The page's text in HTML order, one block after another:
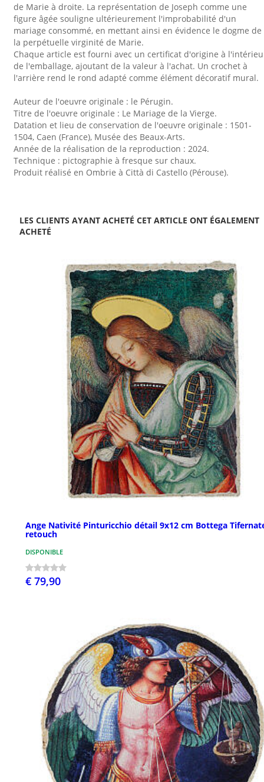
de Marie à droite. La représentation de Joseph comme une
figure âgée souligne ultérieurement l'improbabilité d'un
mariage consommé, en mettant ainsi en évidence le dogme de
la perpétuelle virginité de Marie.
Chaque article est fourni avec un certificat d'origine à
de l'emballage, ajoutant de la valeur à l'achat. Un crochet à
l'arrière rend le rond adapté comme élément décoratif mural.
Auteur de l'oeuvre originale : le Pérugin.
Titre de l'oeuvre originale : Le Mariage de la Vierge.
Datation et lieu de conservation de l'oeuvre originale : 1501-
1504, Caen (France), Musée des Beaux-Arts.
Année de la réalisation de la reproduction : 2024.
Technique : pictographie à fresque sur chaux.
Produit réalisé en Ombrie à Città di Castello (Pérouse).
LES CLIENTS AYANT ACHETÉ CET ARTICLE ONT ÉGALEMENT
ACHETÉ
Ange Nativité Pinturicchio détail 9x12 cm Bottega
retouch
DISPONIBLE
€ 79,90